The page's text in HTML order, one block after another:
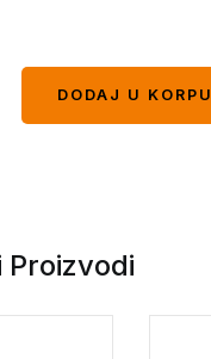
DODAJ U KORPU
Proizvodi